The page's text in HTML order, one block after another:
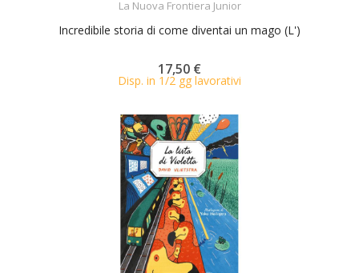
La Nuova Frontiera Junior
Incredibile storia di come diventai un mago (L')
17,50 €
Disp. in 1/2 gg lavorativi